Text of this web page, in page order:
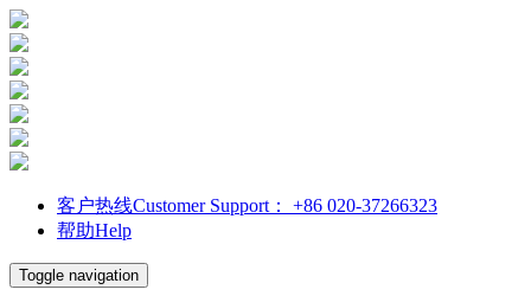
客户热线Customer Support： +86 020-37266323
帮助Help
Toggle navigation